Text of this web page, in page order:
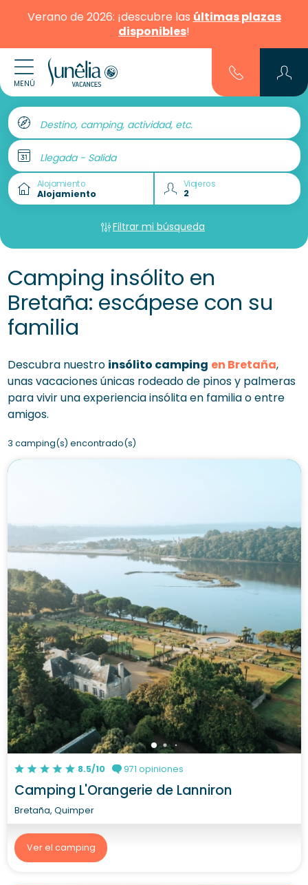
Verano de 2026: ¡descubre las últimas plazas
disponibles!
MENÚ
Destino, camping, actividad, etc.
Llegada - Salida
Alojamiento Viajeros
Filtrar mi búsqueda
Camping insólito en
Bretaña: escápese con su
familia
Descubra nuestro insólito camping en Bretaña,
unas vacaciones únicas rodeado de pinos y palmeras
para vivir una experiencia insólita en familia o entre
amigos.
3 camping(s) encontrado(s)
8.5/10 971 opiniones
Camping L'Orangerie de Lanniron
Bretaña, Quimper
Ver el camping